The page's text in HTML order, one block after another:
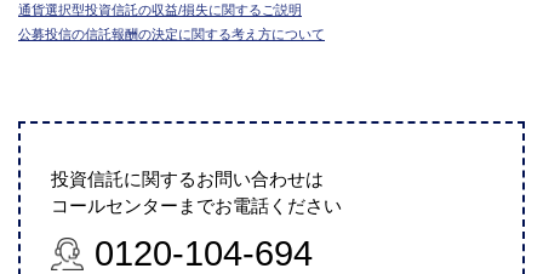
通貨選択型投資信託の収益/損失に関するご説明
公募投信の信託報酬の決定に関する考え方について
投資信託に関するお問い合わせは
コールセンターまでお電話ください
0120-104-694